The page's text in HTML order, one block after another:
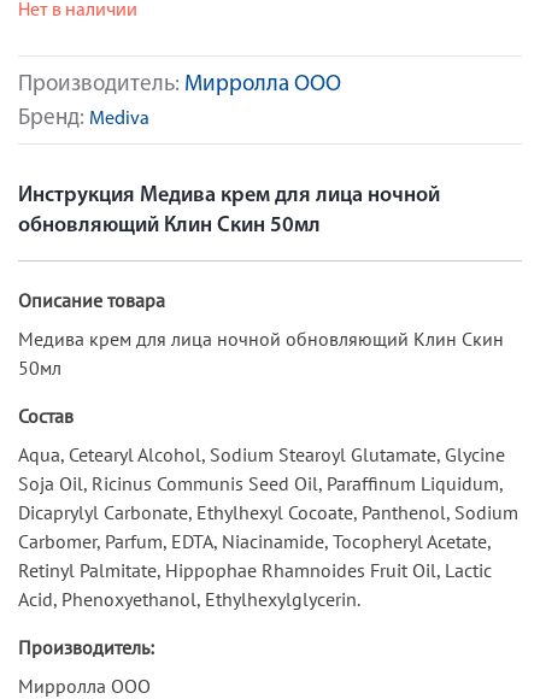
Производитель: Мирролла ООО
Бренд: Mediva
Нет в наличии
Инструкция Медива крем для лица ночной
обновляющий Клин Скин 50мл
Описание товара
Медива крем для лица ночной обновляющий Клин Скин
50мл
Состав
Aqua, Cetearyl Alcohol, Sodium Stearoyl Glutamate, Glycine
Soja Oil, Ricinus Communis Seed Oil, Paraffinum Liquidum,
Dicaprylyl Carbonate, Ethylhexyl Cocoate, Panthenol, Sodium
Carbomer, Parfum, EDTA, Niacinamide, Tocopheryl Acetate,
Retinyl Palmitate, Hippophae Rhamnoides Fruit Oil, Lactic
Acid, Phenoxyethanol, Ethylhexylglycerin.
Производитель:
Мирролла ООО